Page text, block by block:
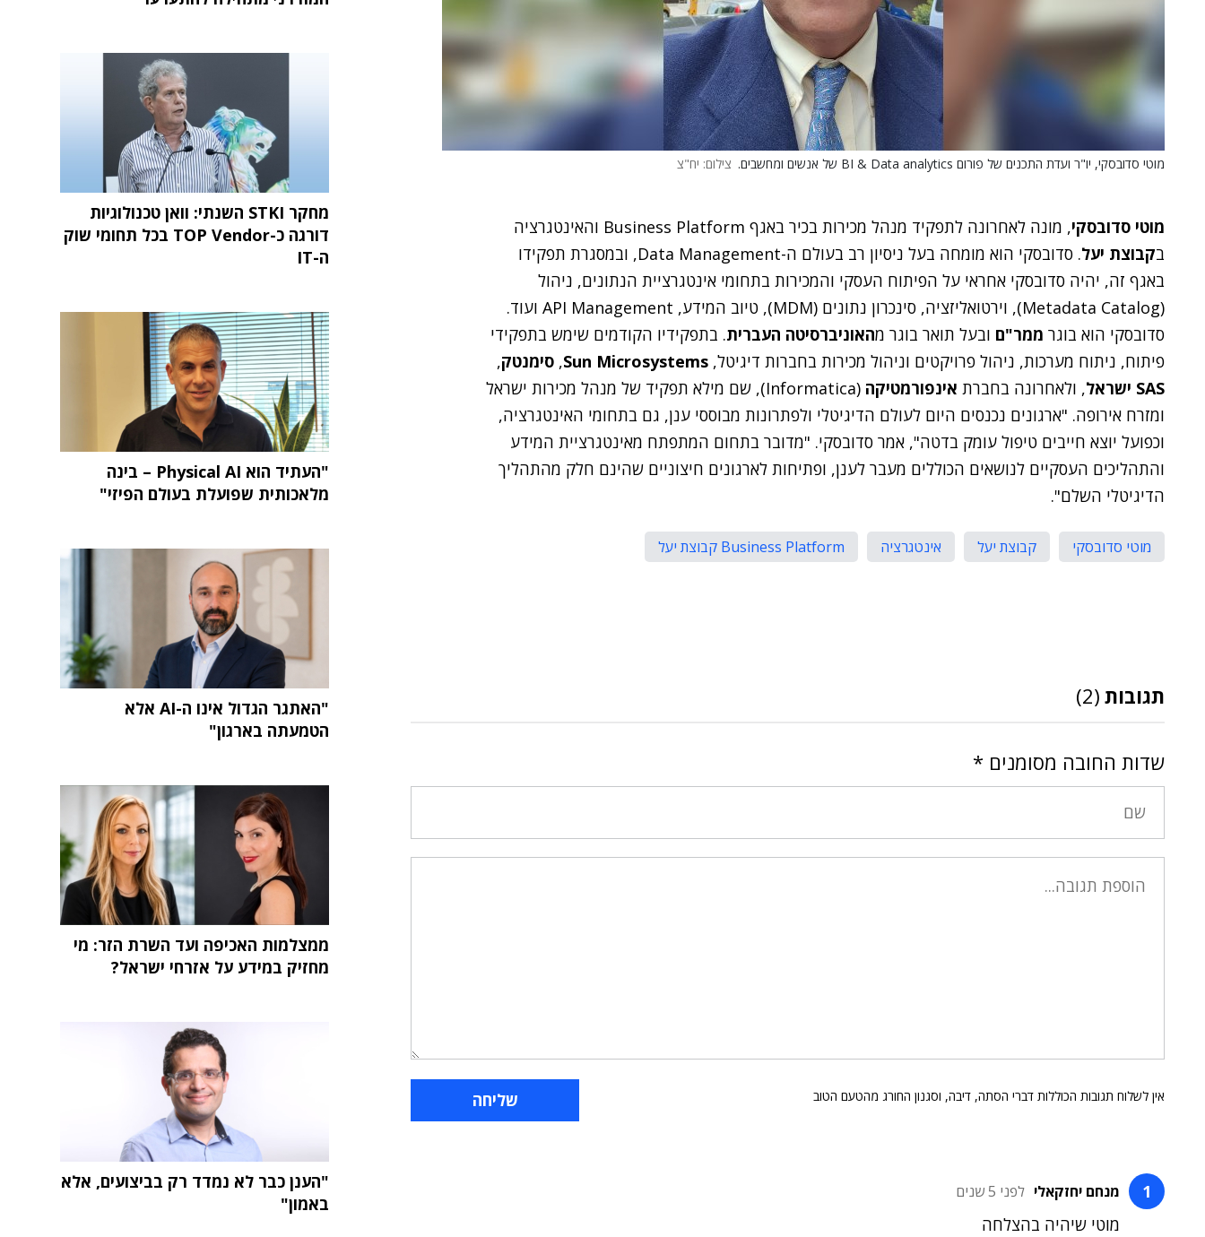
מוטי סדובסקי, יו"ר ועדת התכנים של פורום BI & Data analytics של אנשים ומחשבים. צילום: יח"צ
מוטי סדובסקי
, מונה לאחרונה לתפקיד מנהל מכירות בכיר באגף Business Platform והאינטגרציה
בקבוצת יעל
. סדובסקי הוא מומחה בעל ניסיון רב בעולם ה-Data Management, ובמסגרת תפקידו
באגף זה, יהיה סדובסקי אחראי על הפיתוח העסקי והמכירות בתחומי אינטגרציית הנתונים, ניהול
(Metadata Catalog), וירטואליזציה, סינכרון נתונים (MDM), טיוב המידע, API Management ועוד.
סדובסקי הוא בוגר ממר"ם ובעל תואר בוגר מהאוניברסיטה העברית. בתפקידיו הקודמים שימש בתפקידי
פיתוח, ניתוח מערכות, ניהול פרויקטים וניהול מכירות בחברות דיגיטל,
, סימנטק,
SAS ישראל
, ולאחרונה בחברת אינפורמטיקה
(Informatica), שם מילא תפקיד של מנהל מכירות ישראל
ומזרח אירופה. "ארגונים נכנסים היום לעולם הדיגיטלי ולפתרונות מבוססי ענן, גם בתחומי האינטגרציה,
וכפועל יוצא חייבים טיפול עומק בדטה", אמר סדובסקי. "מדובר בתחום המתפתח מאינטגרציית המידע
והתהליכים העסקיים לנושאים הכוללים מעבר לענן, ופתיחות לארגונים חיצוניים שהינם חלק מהתהליך
הדיגיטלי השלם".
מוטי סדובסקי קבוצת יעל אינטגרציה Business Platform קבוצת יעל
תגובות (2)
שדות החובה מסומנים *
אין לשלוח תגובות הכוללות דברי הסתה, דיבה, וסגנון החורג מהטעם הטוב
מנחם יחזקאלי לפני 5 שנים
מוטי שיהיה בהצלחה
מחקר STKI השנתי: וואן טכנולוגיות
דורגה כ-TOP Vendor בכל תחומי שוק
ה-IT
"העתיד הוא Physical AI – בינה
מלאכותית שפועלת בעולם הפיזי"
"האתגר הגדול אינו ה-AI אלא
הטמעתה בארגון"
ממצלמות האכיפה ועד השרת הזר: מי
מחזיק במידע על אזרחי ישראל?
"הענן כבר לא נמדד רק בביצועים, אלא
באמון"